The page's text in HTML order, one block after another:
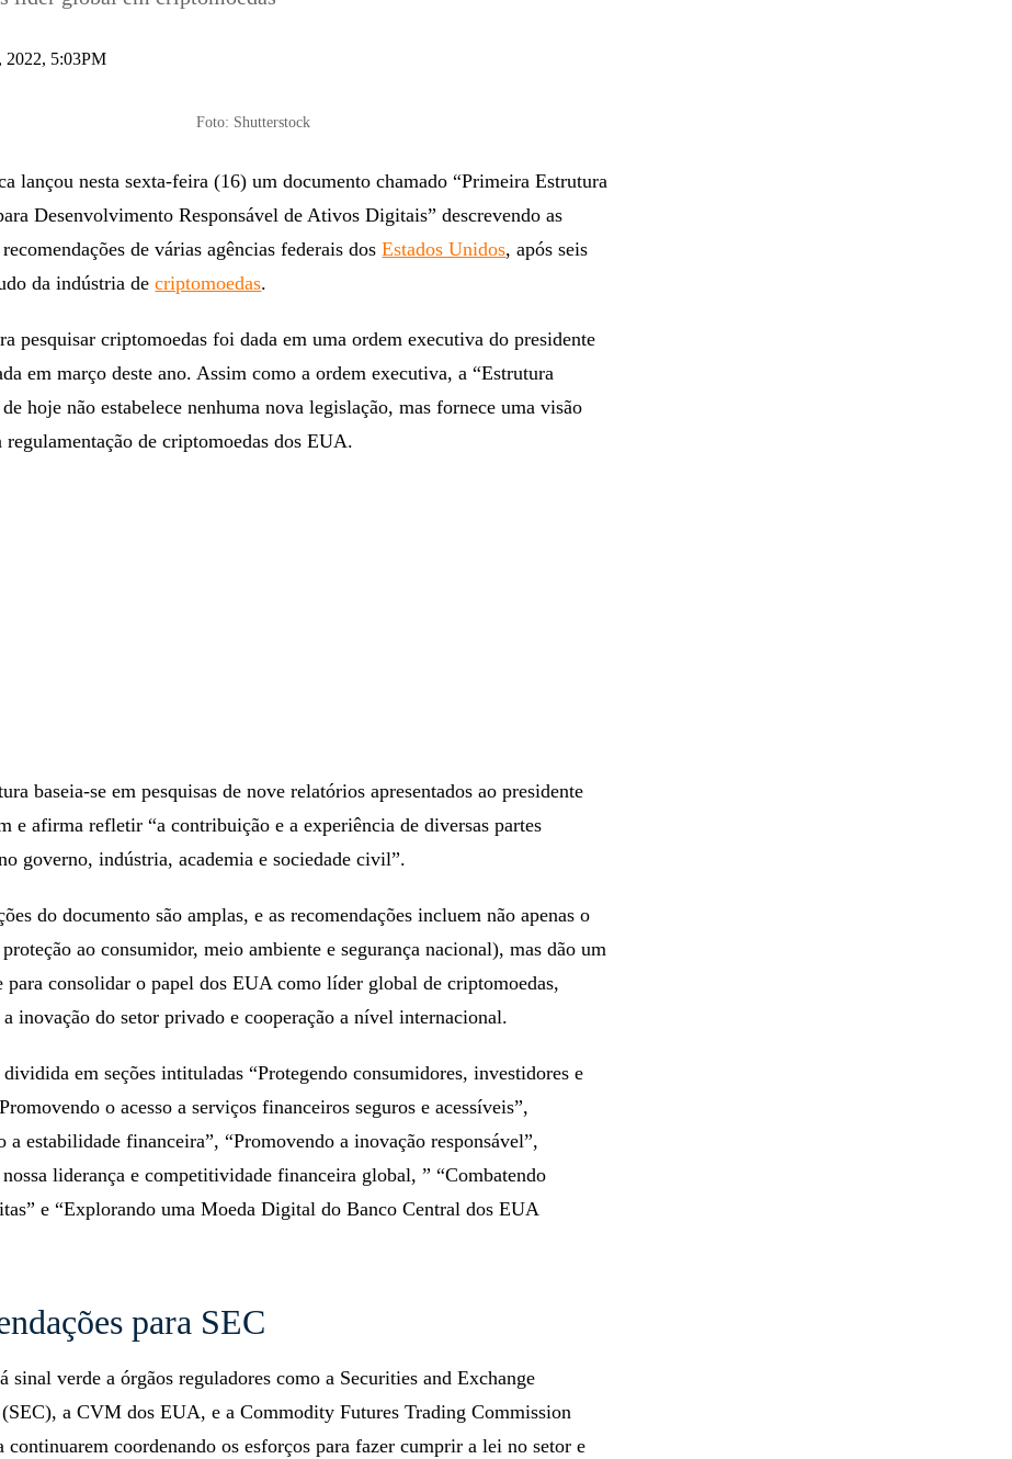
2022, 5:03PM
Foto: Shutterstock
lançou nesta sexta-feira (16) um documento chamado “Primeira Estrutura
Desenvolvimento Responsável de Ativos Digitais” descrevendo as
de várias agências federais dosEstados Unidos, após seis
da indústria decriptomoedas.
pesquisar criptomoedas foi dada em uma ordem executiva do presidente
em março deste ano. Assim como a ordem executiva, a “Estrutura
hoje não estabelece nenhuma nova legislação, mas fornece uma visão
regulamentação de criptomoedas dos EUA.
baseia-se em pesquisas de nove relatórios apresentados ao presidente
e afirma refletir “a contribuição e a experiência de diversas partes
governo, indústria, academia e sociedade civil”.
do documento são amplas, e as recomendações incluem não apenas o
ao consumidor, meio ambiente e segurança nacional), mas dão um
para consolidar o papel dos EUA como líder global de criptomoedas,
inovação do setor privado e cooperação a nível internacional.
em seções intituladas “Protegendo consumidores, investidores e
o acesso a serviços financeiros seguros e acessíveis”,
a estabilidade financeira”, “Promovendo a inovação responsável”,
liderança e competitividade financeira global, ” “Combatendo
e “Explorando uma Moeda Digital do Banco Central dos EUA
para SEC
sinal verde a órgãos reguladores como a Securities and Exchange
a CVM dos EUA, e a Commodity Futures Trading Commission
continuarem coordenando os esforços para fazer cumprir a lei no setor e